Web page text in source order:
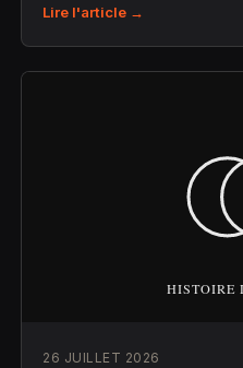
Lire l'article →
26 JUILLET 2026